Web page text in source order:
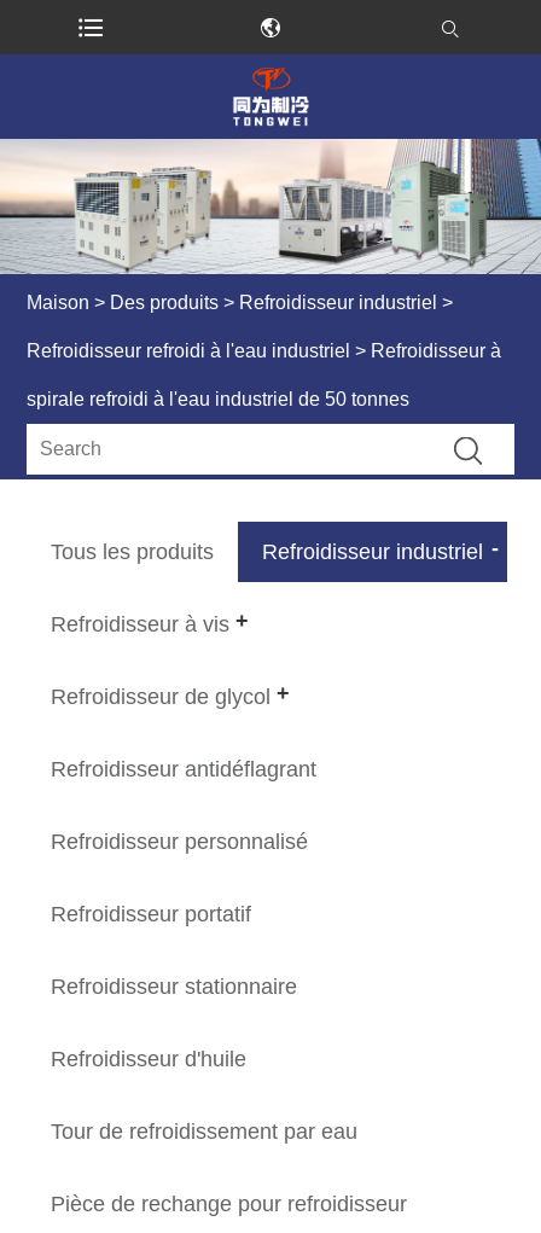
Maison > Des produits > Refroidisseur industriel >
Refroidisseur refroidi à l'eau industriel > Refroidisseur à
spirale refroidi à l'eau industriel de 50 tonnes
Tous les produits Refroidisseur industriel
Refroidisseur à vis
Refroidisseur de glycol
Refroidisseur antidéflagrant
Refroidisseur personnalisé
Refroidisseur portatif
Refroidisseur stationnaire
Refroidisseur d'huile
Tour de refroidissement par eau
Pièce de rechange pour refroidisseur